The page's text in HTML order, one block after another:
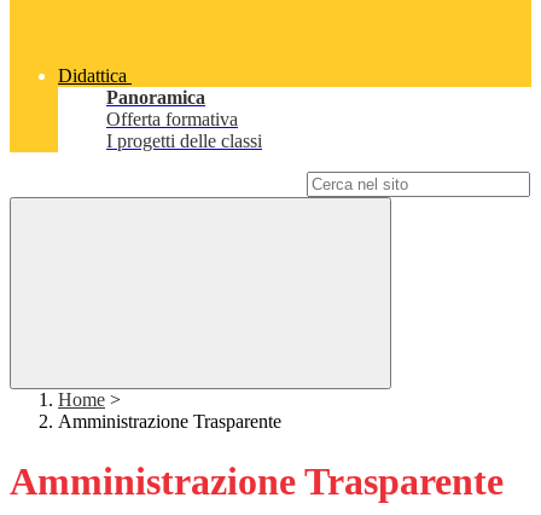
Didattica
Panoramica
Offerta formativa
I progetti delle classi
Home >
Amministrazione Trasparente
Amministrazione Trasparente